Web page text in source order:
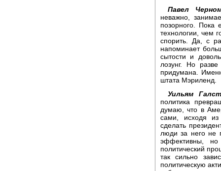
Павел
неважно,
позорного. Пока
технологии, чем
спорить. Да, с
напоминает
сытости и
лозунг. Но
придумана.
штата Мэриленд.
Уильям
политика
думаю, что в
сами, исходя из
сделать
люди за него не
эффективны, но
политический
так сильно
политическую